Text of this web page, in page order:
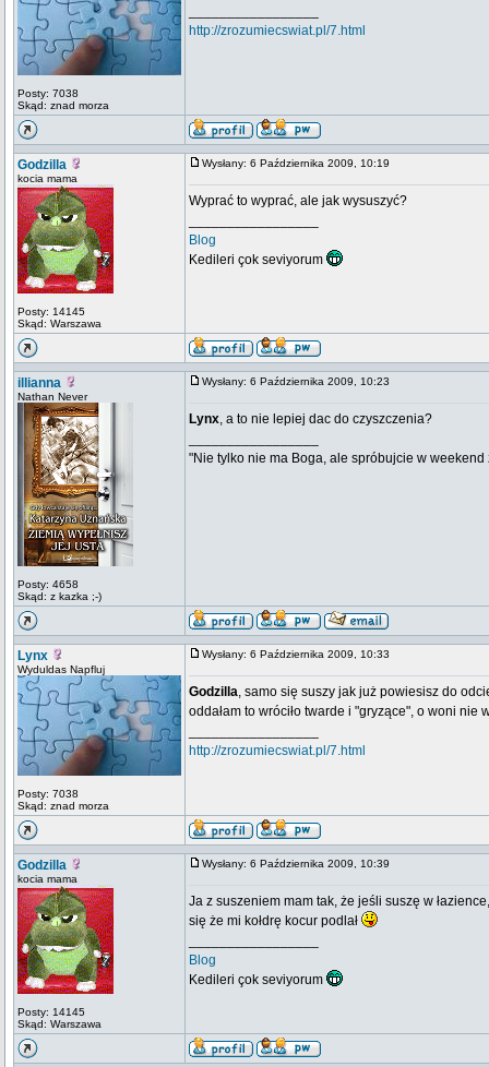
Posty: 7038
Skąd: znad morza
http://zrozumiecswiat.pl/7.html
Godzilla
kocia mama
Posty: 14145
Skąd: Warszawa
Wysłany: 6 Października 2009, 10:19
Wyprać to wyprać, ale jak wysuszyć?
Blog
Kedileri çok seviyorum
illianna
Nathan Never
Posty: 4658
Skąd: z kazka ;-)
Wysłany: 6 Października 2009, 10:23
Lynx, a to nie lepiej dac do czyszczenia?
"Nie tylko nie ma Boga, ale spróbujcie w
Lynx
Wyduldas Napfluj
Posty: 7038
Skąd: znad morza
Wysłany: 6 Października 2009, 10:33
Godzilla, samo się suszy jak już powiesisz do
oddałam to wróciło twarde i "gryzące", o woni
http://zrozumiecswiat.pl/7.html
Godzilla
kocia mama
Posty: 14145
Skąd: Warszawa
Wysłany: 6 Października 2009, 10:39
Ja z suszeniem mam tak, że jeśli suszę w
się że mi kołdrę kocur podlał
Blog
Kedileri çok seviyorum